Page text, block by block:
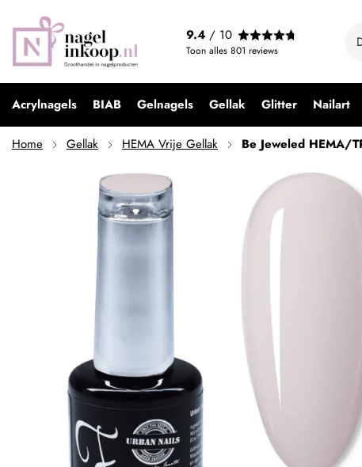
9.4 / 10
Toon alles 801 reviews
Acrylnagels BIAB Gelnagels Gellak Glitter Nailart
Home Gellak HEMA Vrije Gellak Be Jeweled HEMA/
Be Jeweled HEMA/TPO Free Gelpolish FP05
€ 9,99